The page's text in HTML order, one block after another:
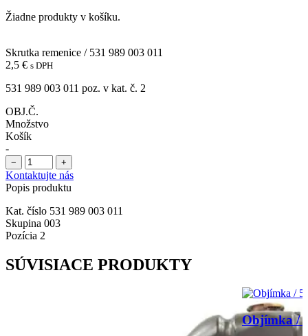
Žiadne produkty v košíku.
Skrutka remenice / 531 989 003 011
2,5 € s DPH
531 989 003 011 poz. v kat. č. 2
OBJ.Č.
Množstvo
Košík
-
− +
Kontaktujte nás
Popis produktu
Kat. číslo 531 989 003 011
Skupina 003
Pozícia 2
SÚVISIACE PRODUKTY
Objímka /